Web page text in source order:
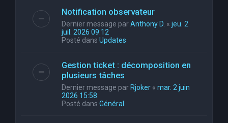
Notification observateur
Dernier message parAnthony D. « jeu. 2
juil. 2026 09:12
Posté dans Updates
Gestion ticket : décomposition en
plusieurs tâches
Dernier message par Rjoker « mar. 2 juin
2026 15:58
Posté dans Général